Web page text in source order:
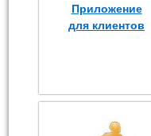
Приложение
для клиентов